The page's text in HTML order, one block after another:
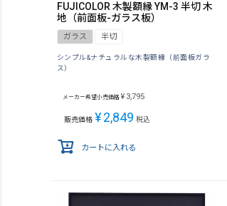
FUJICOLOR 木製額縁 YM-3 半切 木
地（前面板-ガラス板）
ガラス 半切
シンプル&ナチュラルな木製額縁（前面板ガラ
ス）
メーカー希望小売価格 ¥ 3,795
販売価格 ¥2,849 税込
カートに入れる